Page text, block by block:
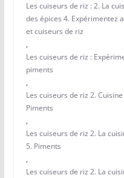
Les cuiseurs de riz : 2. La
des épices 4. Expérimentez
et cuiseurs de riz
,
Les cuiseurs de riz :
piments
,
Les cuiseurs de riz 2.
Piments
,
Les cuiseurs de riz 2. La
5. Piments
,
Les cuiseurs de riz 2. La